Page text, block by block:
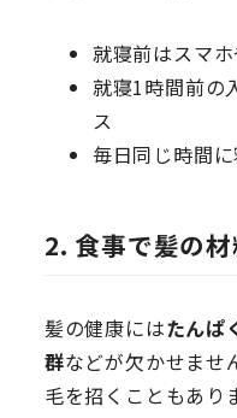
就寝前はスマ
就寝1時間前の
ス
毎日同じ時間
2. 食事で髪の
髪の健康にはたんぱ
群などが欠かせませ
毛を招くこともあり